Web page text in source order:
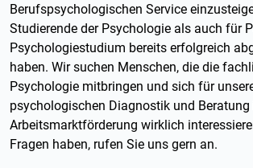
Berufspsychologischen Service
Studierende der Psychologie als auch für
Psychologiestudium bereits erfolgreich
haben. Wir suchen Menschen, die die
Psychologie mitbringen und sich für
psychologischen Diagnostik und
Arbeitsmarktförderung wirklich
Fragen haben, rufen Sie uns gern an.